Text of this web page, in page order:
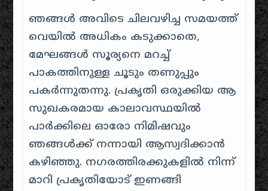
ഞങ്ങൾ അവിടെ ചിലവഴിച്ച സമയത്ത്
വെയിൽ അധികം കടുക്കാതെ,
മേഘങ്ങൾ സൂര്യനെ മറച്ച്
പാകത്തിനുള്ള ചൂടും തണുപ്പും
പകർന്നുതന്നു. പ്രകൃതി ഒരുക്കിയ ആ
സുഖകരമായ കാലാവസ്ഥയിൽ
പാർക്കിലെ ഓരോ നിമിഷവും
ഞങ്ങൾക്ക് നന്നായി ആസ്വദിക്കാൻ
കഴിഞ്ഞു. നഗരത്തിരക്കുകളിൽ നിന്ന്
മാറി പ്രകൃതിയോട് ഇണങ്ങി